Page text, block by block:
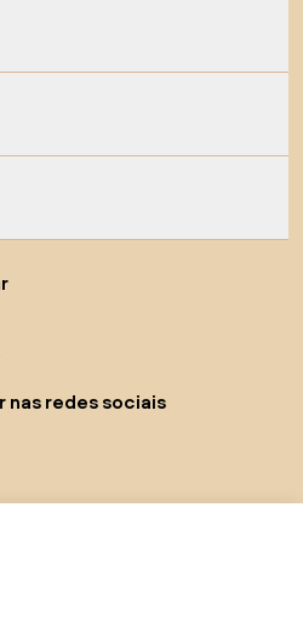
nas redes sociais